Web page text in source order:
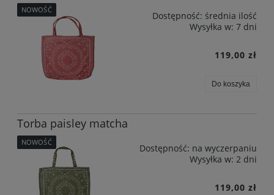
Dostępność: średnia ilość
Wysyłka w: 7 dni
119,00 zł
Do koszyka
NOWOŚĆ
Torba paisley matcha
Dostępność: na wyczerpaniu
Wysyłka w: 2 dni
119,00 zł
NOWOŚĆ